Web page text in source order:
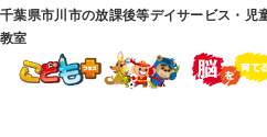
千葉県市川市の放課後等デイサービス・児
教室